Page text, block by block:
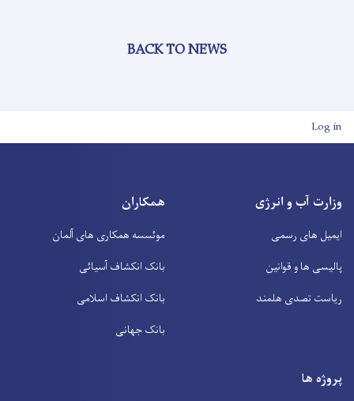
BACK TO NEWS
User account menu
Log in
وزارت آب و انرژی
ایمیل های رسمی
پالیسی ها و قوانین
ریاست تصدی هلمند
همکاران
موئسسه همکاری های آلمان
بانک انکشاف آسیائی
بانک انکشاف اسلامی
بانک جهانی
پروژه ها